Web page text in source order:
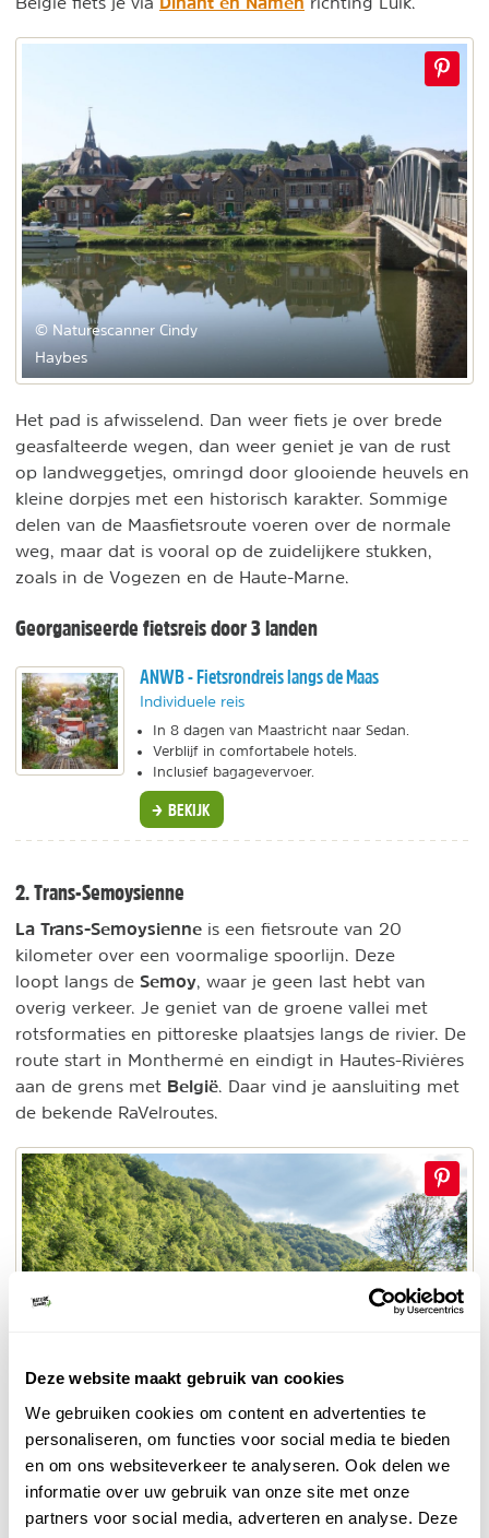
Deze website maakt gebruik van cookies
We gebruiken cookies om content en advertenties te
personaliseren, om functies voor social media te bieden
en om ons websiteverkeer te analyseren. Ook delen we
informatie over uw gebruik van onze site met onze
partners voor social media, adverteren en analyse. Deze
© Naturescanner Cindy
Haybes
Het pad is afwisselend. Dan weer fiets je over brede
geasfalteerde wegen, dan weer geniet je van de rust
op landweggetjes, omringd door glooiende heuvels en
kleine dorpjes met een historisch karakter. Sommige
delen van de Maasfietsroute voeren over de normale
weg, maar dat is vooral op de zuidelijkere stukken,
zoals in de Vogezen en de Haute-Marne.
Georganiseerde fietsreis door 3 landen
ANWB - Fietsrondreis langs de Maas
Individuele reis
In 8 dagen van Maastricht naar Sedan.
Verblijf in comfortabele hotels.
Inclusief bagagevervoer.
BEKIJK
2. Trans-Semoysienne
La Trans-Semoysienne is een fietsroute van 20
kilometer over een voormalige spoorlijn. Deze
loopt langs de Semoy, waar je geen last hebt van
overig verkeer. Je geniet van de groene vallei met
rotsformaties en pittoreske plaatsjes langs de rivier. De
route start in Monthermé en eindigt in Hautes-Rivières
aan de grens met België. Daar vind je aansluiting met
de bekende RaVelroutes.
Rivier de Semoy
© Naturescanner Janneke
Onderweg kom je langs bezienswaardigheden als abdij